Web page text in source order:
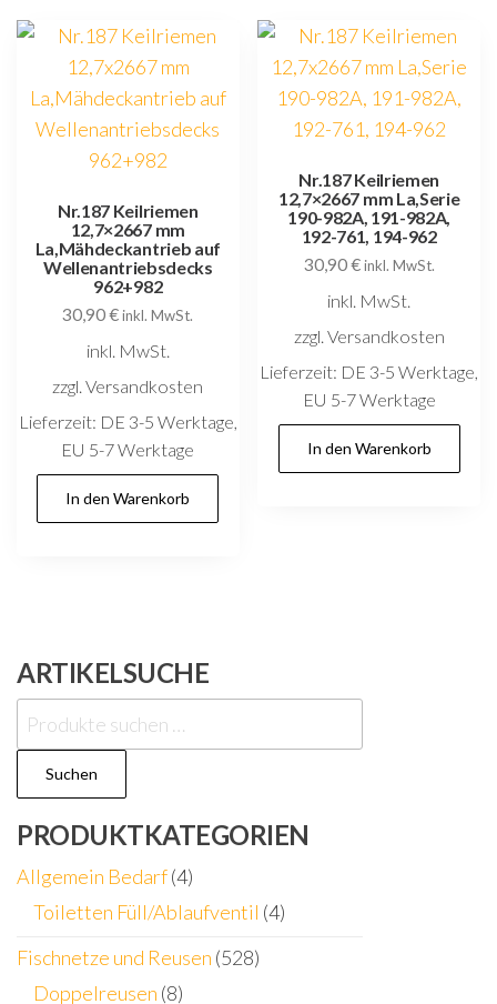
Nr.187 Keilriemen
12,7×2667 mm
La,Mähdeckantrieb auf
Wellenantriebsdecks
962+982
30,90€ inkl. MwSt.
inkl. MwSt.
zzgl. Versandkosten
Lieferzeit: DE 3-5 Werktage,
EU 5-7 Werktage
In den Warenkorb
Nr.187 Keilriemen
12,7×2667 mm La,Serie
190-982A, 191-982A,
192-761, 194-962
30,90€ inkl. MwSt.
inkl. MwSt.
zzgl. Versandkosten
Lieferzeit: DE 3-5 Werktage,
EU 5-7 Werktage
In den Warenkorb
ARTIKELSUCHE
Suchen
nach:
Suchen
PRODUKTKATEGORIEN
Allgemein Bedarf(4)
Toiletten Füll/Ablaufventil (4)
Fischnetze und Reusen (528)
Doppelreusen (8)